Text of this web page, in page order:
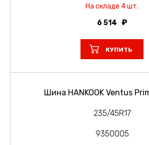
На складе 4 шт.
6 514
КУПИТЬ
Шина HANKOOK Ventus
235/45R17
9350005